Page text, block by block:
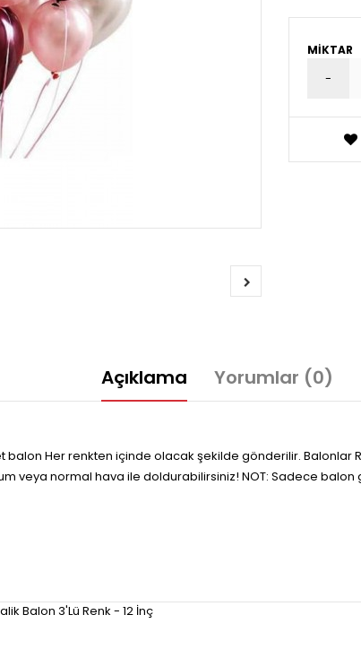
MIKTAR
Açıklama Yorumlar (0)
balon Her renkten içinde olacak şekilde gönderilir. Balonlar
veya normal hava ile doldurabilirsiniz! NOT: Sadece
Balon 3'Lü Renk - 12 İnç